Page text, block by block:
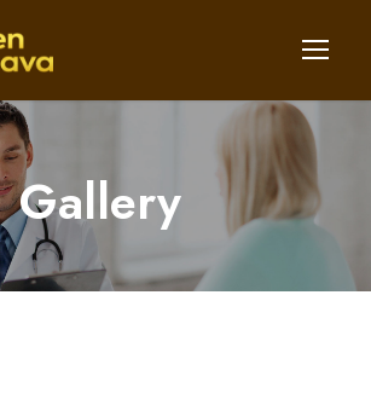
Gallery